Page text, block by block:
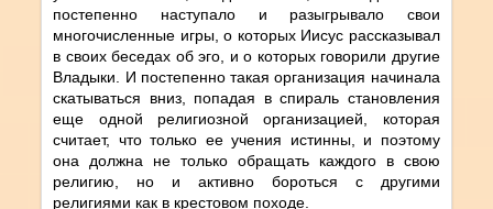
постепенно наступало и разыгрывало свои
многочисленные игры, о которых Иисус рассказывал
в своих беседах об эго, и о которых говорили другие
Владыки. И постепенно такая организация начинала
скатываться вниз, попадая в спираль становления
еще одной религиозной организацией, которая
считает, что только ее учения истинны, и поэтому
она должна не только обращать каждого в свою
религию, но и активно бороться с другими
религиями как в крестовом походе.